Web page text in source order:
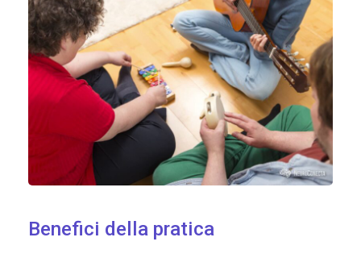
Benefici della pratica